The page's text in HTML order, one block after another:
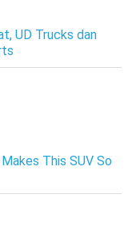
UD Trucks dan
This SUV So